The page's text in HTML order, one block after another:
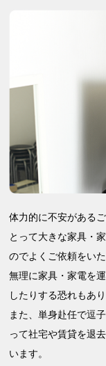
体力的に不安がある
とって大きな家具・
のでよくご依頼をいた
無理に家具・家電を
したりする恐れもあ
また、単身赴任で逗
って社宅や賃貸を退
います。